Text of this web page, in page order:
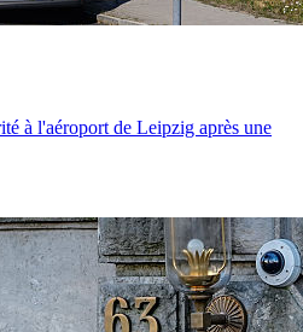
à l'aéroport de Leipzig après une